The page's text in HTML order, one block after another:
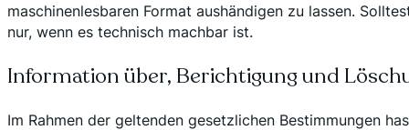
maschinenlesbaren Format aushändigen zu lassen.
nur, wenn es technisch machbar ist.
Information über, Berichtigung und
Im Rahmen der geltenden gesetzlichen Bestimmungen